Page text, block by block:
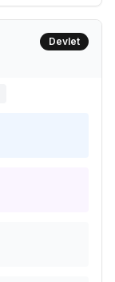
Devlet